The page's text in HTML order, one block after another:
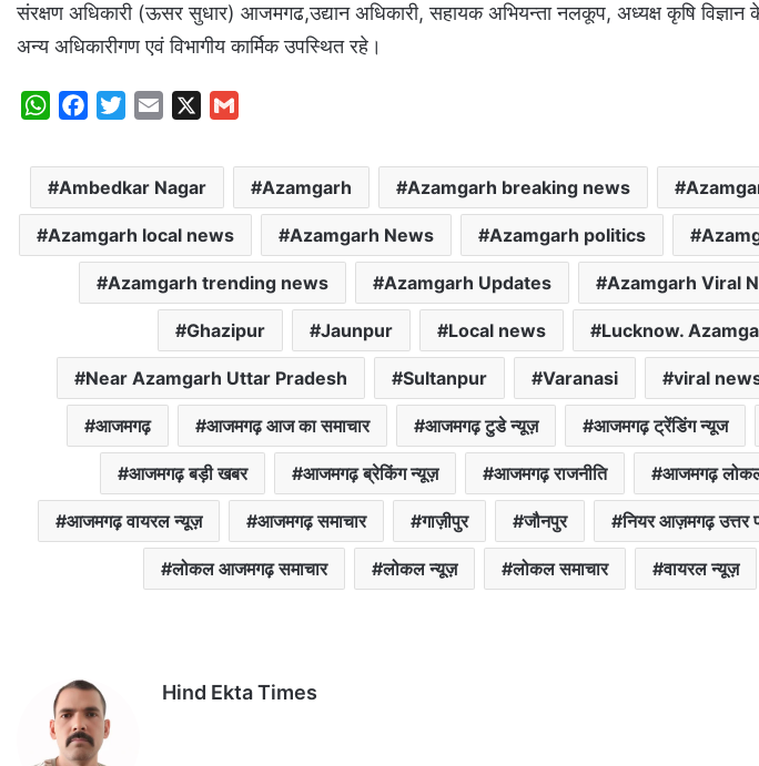
संरक्षण अधिकारी (ऊसर सुधार) आजमगढ,उद्यान अधिकारी, सहायक अभियन्ता नलकूप, अध्यक्ष कृषि
अन्य अधिकारीगण एवं विभागीय कार्मिक उपस्थित रहे।
W
a
t
s
A
c
e
b
o
o
k
i
t
t
e
r
a
i
l
a
l
Ambedkar Nagar Azamgarh Azamgarh breaking news
Azamgarh local news Azamgarh News Azamgarh politics
Azamgarh trending news Azamgarh Updates Azamgarh Viral
Ghazipur Jaunpur Local news Lucknow.
Near Azamgarh Uttar Pradesh Sultanpur Varanasi viral
आजमगढ़ आजमगढ़ आज का समाचार आजमगढ़ टुडे न्यूज़ आजमगढ़ ट्रेंडिंग न्यूज
आजमगढ़ बड़ी खबर आजमगढ़ ब्रेकिंग न्यूज़ आजमगढ़ राजनीति आजमगढ़
आजमगढ़ वायरल न्यूज़ आजमगढ़ समाचार गाज़ीपुर जौनपुर नियर आज़मगढ़ उत्तर
लोकल आजमगढ़ समाचार लोकल न्यूज़ लोकल समाचार वायरल न्यूज़
Hind Ekta Times